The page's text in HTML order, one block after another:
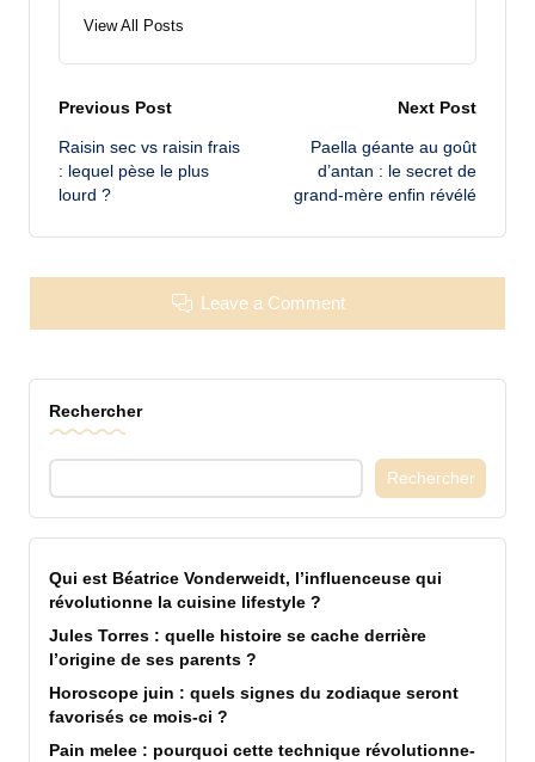
View All Posts
Post
navigation
Previous Post
Raisin sec vs raisin frais
: lequel pèse le plus
lourd ?
Next Post
Paella géante au goût
d’antan : le secret de
grand-mère enfin révélé
Leave a Comment
Rechercher
Rechercher
Qui est Béatrice Vonderweidt, l’influenceuse qui
révolutionne la cuisine lifestyle ?
Jules Torres : quelle histoire se cache derrière
l’origine de ses parents ?
Horoscope juin : quels signes du zodiaque seront
favorisés ce mois-ci ?
Pain melee : pourquoi cette technique révolutionne-